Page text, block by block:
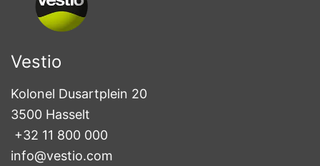
Vestio
Kolonel Dusartplein 20
3500 Hasselt
+32 11 800 000
info@vestio.com